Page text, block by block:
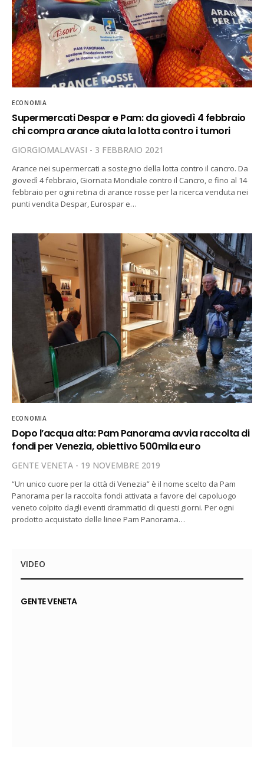
ECONOMIA
Supermercati Despar e Pam: da giovedì 4 febbraio
chi compra arance aiuta la lotta contro i tumori
GIORGIOMALAVASI 3 FEBBRAIO 2021
Arance nei supermercati a sostegno della lotta contro il cancro. Da
giovedì 4 febbraio, Giornata Mondiale contro il Cancro, e fino al 14
febbraio per ogni retina di arance rosse per la ricerca venduta nei
punti vendita Despar, Eurospar e…
ECONOMIA
Dopo l’acqua alta: Pam Panorama avvia raccolta di
fondi per Venezia, obiettivo 500mila euro
GENTE VENETA 19 NOVEMBRE 2019
“Un unico cuore per la città di Venezia” è il nome scelto da Pam
Panorama per la raccolta fondi attivata a favore del capoluogo
veneto colpito dagli eventi drammatici di questi giorni. Per ogni
prodotto acquistato delle linee Pam Panorama…
VIDEO
GENTE VENETA